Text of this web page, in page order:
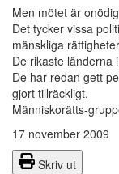
Men mötet är
Det tycker vissa
mänskliga
De rikaste länderna
De har redan gett
gjort tillräckligt.
Människorätts-
17 november 2009
Skriv ut